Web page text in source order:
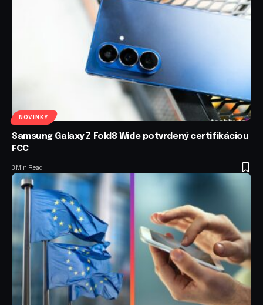
NOVINKY
Samsung Galaxy Z Fold8 Wide potvrdený certifikáciou
FCC
3 Min Read